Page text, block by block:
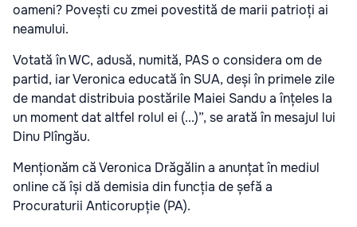
oameni? Povești cu zmei povestită de marii patrioți ai
neamului.
Votată în WC, adusă, numită, PAS o considera om de
partid, iar Veronica educată în SUA, deși în primele zile
de mandat distribuia postările Maiei Sandu a înțeles la
un moment dat altfel rolul ei (...)”, se arată în mesajul lui
Dinu Plîngău.
Menționăm că Veronica Drăgălin a anunțat în mediul
online că își dă demisia din funcția de șefă a
Procuraturii Anticorupție (PA).